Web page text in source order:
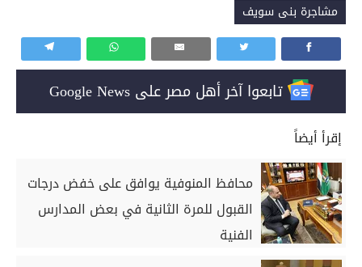
مشاجرة بنى سويف
تابعوا آخر أهل مصر على Google News
إقرأ أيضاً
محافظ المنوفية يوافق على خفض درجات
القبول للمرة الثانية في بعض المدارس
الفنية